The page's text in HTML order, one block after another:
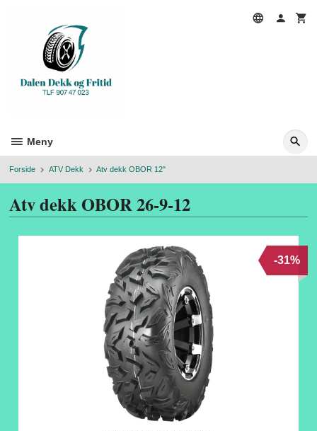
Meny
Forside ATV Dekk Atv dekk OBOR 12"
Atv dekk OBOR 26-9-12
-31%